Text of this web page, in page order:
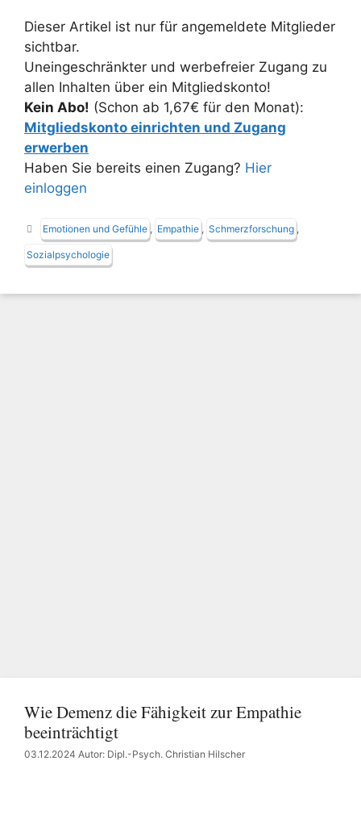
Dieser Artikel ist nur für angemeldete Mitglieder
sichtbar.
Uneingeschränkter und werbefreier Zugang zu
allen Inhalten über ein Mitgliedskonto!
Kein Abo! (Schon ab 1,67€ für den Monat):
Mitgliedskonto einrichten und Zugang
erwerben
Haben Sie bereits einen Zugang? Hier
einloggen
Schlagwörter
Emotionen und Gefühle Empathie Schmerzforschung
Sozialpsychologie
Wie Demenz die Fähigkeit zur Empathie
beeinträchtigt
03.12.2024 Autor: Dipl.-Psych. Christian Hilscher